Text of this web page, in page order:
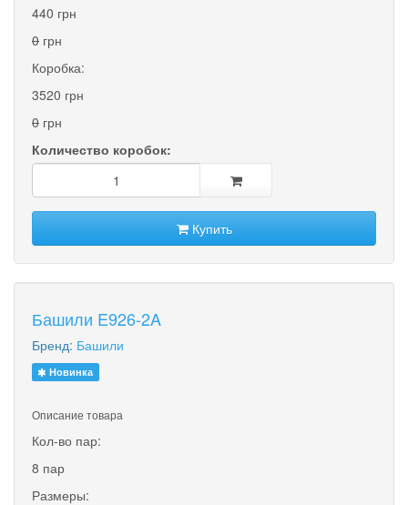
440 грн
0 грн
Коробка:
3520 грн
0 грн
Количество коробок:
Купить
Башили E926-2A
Бренд: Башили
Новинка
Описание товара
Кол-во пар:
8 пар
Размеры: